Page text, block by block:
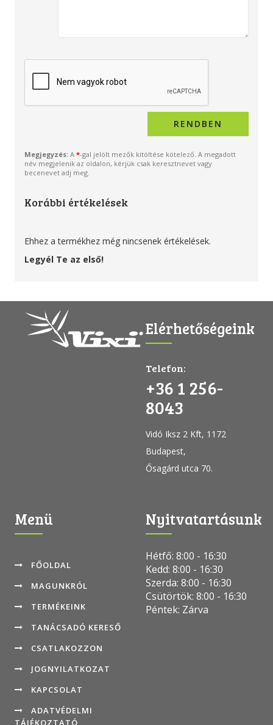
Megjegyzés: A *-gal jelölt mezők kitöltése kötelező. A megadott
név megjelenik az oldalon, kérjük csak keresztnevet vagy
becenevet adj meg.
Korábbi értékelések
Ehhez a termékhez még nincsenek értékelések.
Legyél Te az első!
Elérhetőségeink
Telefon:
+36 1 256-
8043
Vidó Iksz 2 Kft, 1172
Budapest,
Ősagárd utca 70.
Menü
FŐOLDAL
MAGUNKRÓL
TERMÉKEINK
TANÁCSADÓ KERESŐ
CSATLAKOZZON
JOGNYILATKOZAT
KAPCSOLAT
ADATVÉDELMI
TÁJÉKOZTATÓ
Nyitvatartásunk
Hétfő: 8:00 - 16:30
Kedd: 8:00 - 16:30
Szerda: 8:00 - 16:30
Csütörtök: 8:00 - 16:30
Péntek: Zárva